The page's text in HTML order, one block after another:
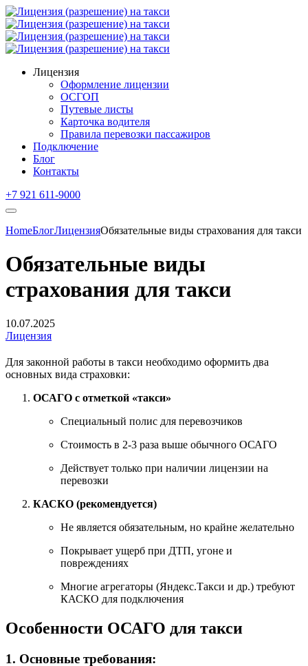
Лицензия
Оформление лицензии
ОСГОП
Путевые листы
Карточка водителя
Правила перевозки пассажиров
Подключение
Блог
Контакты
+7 921 611-9000
HomeБлогЛицензияОбязательные виды страхования для такси
Обязательные виды
страхования для такси
10.07.2025
Лицензия
Для законной работы в такси необходимо оформить два
основных вида страховки:
ОСАГО с отметкой «такси»
Специальный полис для перевозчиков
Стоимость в 2-3 раза выше обычного ОСАГО
Действует только при наличии лицензии на
перевозки
КАСКО (рекомендуется)
Не является обязательным, но крайне желательно
Покрывает ущерб при ДТП, угоне и
повреждениях
Многие агрегаторы (Яндекс.Такси и др.) требуют
КАСКО для подключения
Особенности ОСАГО для такси
1. Основные требования: